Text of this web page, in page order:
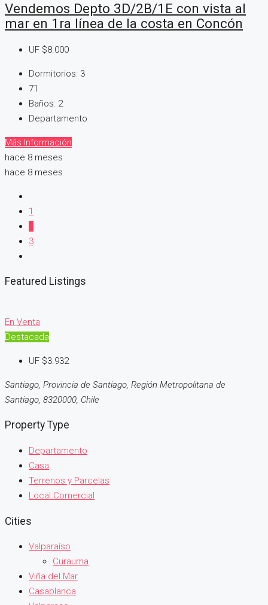
Vendemos Depto 3D/2B/1E con vista al
mar en 1ra línea de la costa en Concón
UF $8.000
Dormitorios: 3
71
Baños: 2
Departamento
Más Información
hace 8 meses
hace 8 meses
1
3
Featured Listings
En Venta
Destacada
UF $3.932
Santiago, Provincia de Santiago, Región Metropolitana de
Santiago, 8320000, Chile
Property Type
Departamento
Casa
Terrenos y Parcelas
Local Comercial
Cities
Valparaíso
Curauma
Viña del Mar
Casablanca